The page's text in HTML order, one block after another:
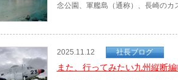
念公園、軍艦島（通称）、長崎の
2025.11.12 社長ブログ
また、行ってみたい九州縦断